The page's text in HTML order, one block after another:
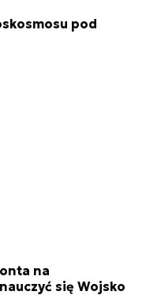
pod
na
się Wojsko